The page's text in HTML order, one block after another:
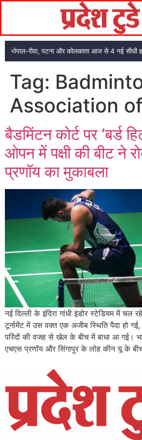
Tag:
Association
बैडमिंटन कोर्ट पर ‘बर्ड
ओपन में पक्षी की बीट ने
प्रणॉय का मुकाबला
नई दिल्ली के इंदिरा गांधी इंडोर स्टेडियम में चल
टूर्नामेंट में उस वक्त एक अजीब स्थिति पैदा हो
परिंदों की वजह से खेल के बीच में बाधा आ गई।
एचएस प्रणॉय और सिंगापुर के लोह कीन यू के